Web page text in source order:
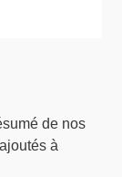
de nos
à